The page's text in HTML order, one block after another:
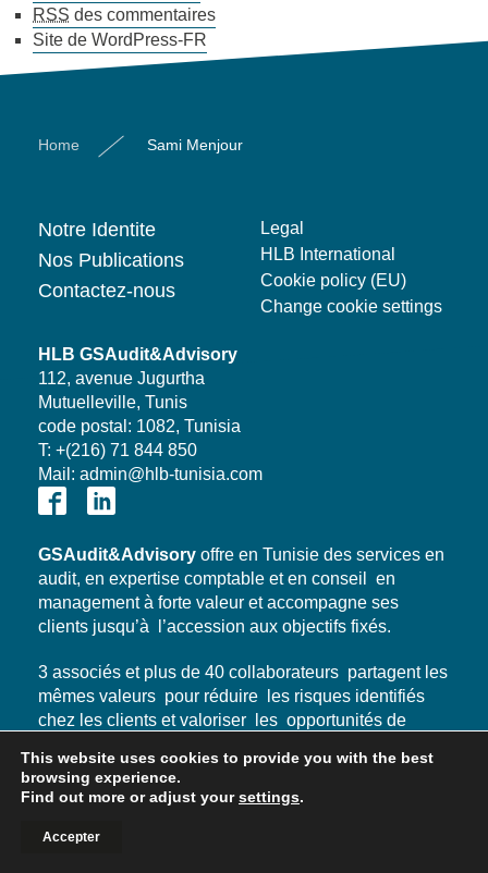
RSS des commentaires
Site de WordPress-FR
Home Sami Menjour
Notre Identite
Nos Publications
Contactez-nous
Legal
HLB International
Cookie policy (EU)
Change cookie settings
HLB GSAudit&Advisory
112, avenue Jugurtha
Mutuelleville, Tunis
code postal: 1082, Tunisia
T: +(216) 71 844 850
Mail: admin@hlb-tunisia.com
GSAudit&Advisory offre en Tunisie des services en
audit, en expertise comptable et en conseil en
management à forte valeur et accompagne ses
clients jusqu’à l’accession aux objectifs fixés.
3 associés et plus de 40 collaborateurs partagent les
mêmes valeurs pour réduire les risques identifiés
chez les clients et valoriser les opportunités de
GSAudit&Advisory
est membre du réseau
pour GSAudit&Advisory
This website uses cookies to provide you with the best
browsing experience.
Find out more or adjust yoursettings.
Accepter